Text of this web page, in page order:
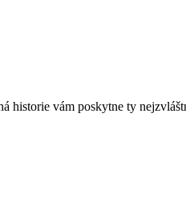
historie vám poskytne ty